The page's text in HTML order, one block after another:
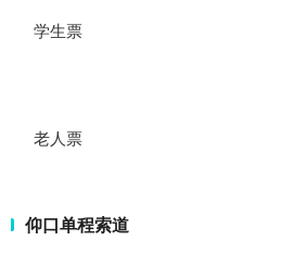
学生票
老人票
仰口单程索道